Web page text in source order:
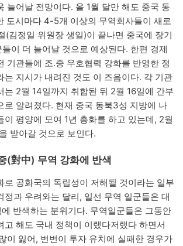
늘어날 전망이다. 올 1월 달만 해도 중국 동
도시마다 4-5개 이상의 무역회사들이 새로
(김정일 위원장 생일)이 끝나면 중국에 장기
이 더 늘어날 것으로 예상된다. 한편 경제
기관들에 조․중 우호협력 강화를 반영한 정
는 지시가 내려진 것도 이 즈음이다. 각 기관
는 2월 14일까지 취합된 뒤 2월 16일에 간부
로 알려졌다. 현재 중국 동북3성 지방에 나
이 평양에 모여 1년 총화를 하고 있는데, 2월
받아갈 것으로 보인다.
(對中) 무역 강화에 반색
로 공화국의 독립성이 저해될 것이라는 일부
정과 우려와는 달리, 일선 무역 일군들은 대
반색하는 분위기다. 무역일군들은 그동안
고 해도 국내 정책이 이랬다저랬다 하면서
이 잃어, 번번이 투자 유치에 실패한 경우가